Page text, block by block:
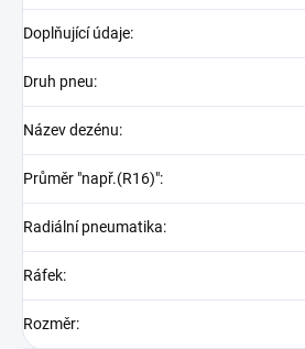
Doplňující údaje:
Druh pneu:
Název dezénu:
Průměr "např.(R16)":
Radiální pneumatika:
Ráfek:
Rozměr: